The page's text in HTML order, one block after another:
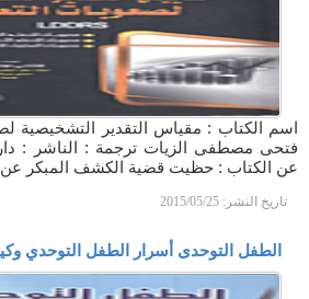
اسم الكتاب : مقياس التقدير التشخيصية
فتحى مصطفى الزيات ترجمة : الناشر : دار
عن الكتاب : حظيت قضية الكشف المبكر
تاريخ النشر: 2015/05/25
الطفل التوحدى أسرار الطفل التوحدي